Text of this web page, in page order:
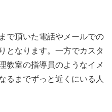
で頂いた電話やメールでの
となります。一方でカスタ
教室の指導員のようなイメ
るまでずっと近くにいる人